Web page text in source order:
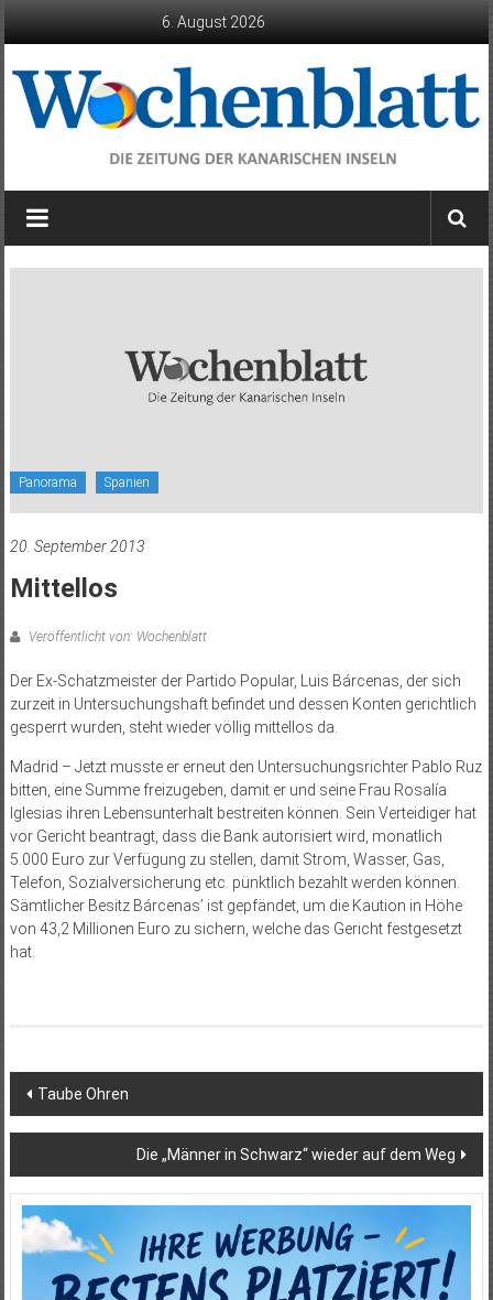
6. August 2026
Wochenblatt
die
Panorama Spanien
20. September 2013
Mittellos
Veröffentlicht von: Wochenblatt
Der Ex-Schatzmeister der Partido Popular, Luis Bárcenas, der sich
zurzeit in Untersuchungshaft befindet und dessen Konten gerichtlich
gesperrt wurden, steht wieder völlig mittellos da.
Madrid – Jetzt musste er erneut den Untersuchungsrichter Pablo Ruz
bitten, eine Summe freizugeben, damit er und seine Frau Rosalía
Iglesias ihren Lebensunterhalt bestreiten können. Sein Verteidiger hat
vor Gericht beantragt, dass die Bank autorisiert wird, monatlich
5.000 Euro zur Verfügung zu stellen, damit Strom, Wasser, Gas,
Telefon, Sozialversicherung etc. pünktlich bezahlt werden können.
Sämtlicher Besitz Bárcenas’ ist gepfändet, um die Kaution in Höhe
von 43,2 Millionen Euro zu sichern, welche das Gericht festgesetzt
hat.
Beitragsnavigation
Taube Ohren
Die „Männer in Schwarz“ wieder auf dem Weg